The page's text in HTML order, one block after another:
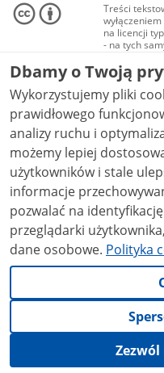
Treści
na licencji
- na tych
Materiały
audio i
Creative
NC-ND 4.0),
Dbamy o Twoją
Wykorzystujemy pliki
prawidłowego
analizy ruchu i optymalizacji
możemy lepiej
użytkowników i stale ulepszać
informacje
pozwalać na
przeglądarki
dane osobowe. Polityka